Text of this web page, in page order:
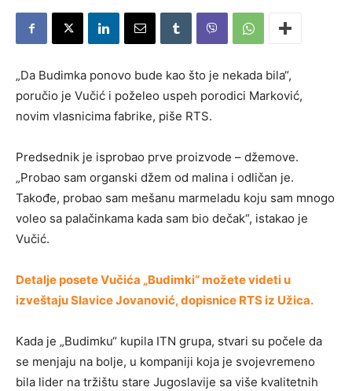
„Da Budimka ponovo bude kao što je nekada bila“,
poručio je Vučić i poželeo uspeh porodici Marković,
novim vlasnicima fabrike, piše RTS.
Predsednik je isprobao prve proizvode – džemove.
„Probao sam organski džem od malina i odličan je.
Takođe, probao sam mešanu marmeladu koju sam mnogo
voleo sa palačinkama kada sam bio dečak“, istakao je
Vučić.
Detalje posete Vučića „Budimki“ možete videti u
izveštaju Slavice Jovanović, dopisnice RTS iz Užica.
Kada je „Budimku“ kupila ITN grupa, stvari su počele da
se menjaju na bolje, u kompaniji koja je svojevremeno
bila lider na tržištu stare Jugoslavije sa više kvalitetnih